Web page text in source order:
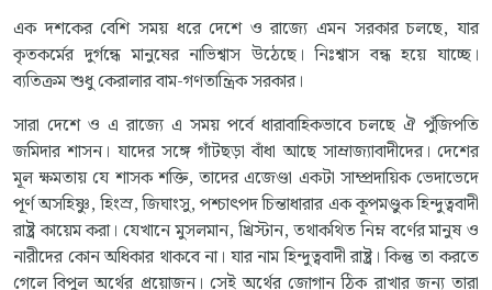
এক দশকের বেশি সময় ধরে দেশে ও রাজ্যে এমন সরকার চলছে, যার
কৃতকর্মের দুর্গন্ধে মানুষের নাভিশ্বাস উঠেছে। নিঃশ্বাস বন্ধ হয়ে যাচ্ছে।
ব্যতিক্রম শুধু কেরালার বাম-গণতান্ত্রিক সরকার।
সারা দেশে ও এ রাজ্যে এ সময় পর্বে ধারাবাহিকভাবে চলছে ঐ পুঁজিপতি
জমিদার শাসন। যাদের সঙ্গে গাঁটছড়া বাঁধা আছে সাম্রাজ্যাবাদীদের। দেশের
মূল ক্ষমতায় যে শাসক শক্তি, তাদের এজেণ্ডা একটা সাম্প্রদায়িক ভেদাভেদে
পূর্ণ অসহিষ্ণু, হিংস্র, জিঘাংসু, পশ্চাৎপদ চিন্তাধারার এক কূপমণ্ডুক হিন্দুত্ববাদী
রাষ্ট্র কায়েম করা। যেখানে মুসলমান, খ্রিস্টান, তথাকথিত নিম্ন বর্ণের মানুষ ও
নারীদের কোন অধিকার থাকবে না। যার নাম হিন্দুত্ববাদী রাষ্ট্র। কিন্তু তা করতে
গেলে বিপুল অর্থের প্রয়োজন। সেই অর্থের জোগান ঠিক রাখার জন্য তারা